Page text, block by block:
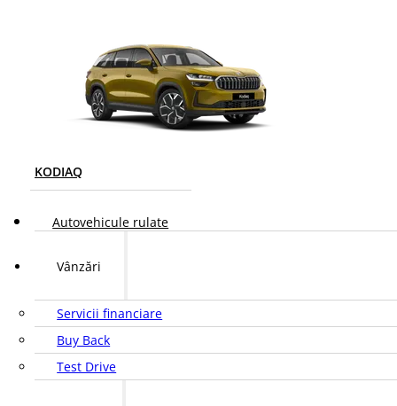
KODIAQ
Autovehicule rulate
Vânzări
Servicii financiare
Buy Back
Test Drive